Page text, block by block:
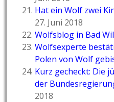
Hat ein Wolf zwei
27. Juni 2018
Wolfsblog in Bad
Wolfsexperte
Polen von Wolf
Kurz gecheckt: Die
der
2018